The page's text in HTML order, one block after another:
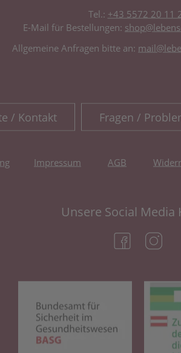
Tel.: +43 5572 20 11
E-Mail für Bestellungen:
Allgemeine Anfragen bitte an:
/ Kontakt Fragen /
Impressum AGB
Unsere Social Media
(öffnet in
(öffnet in